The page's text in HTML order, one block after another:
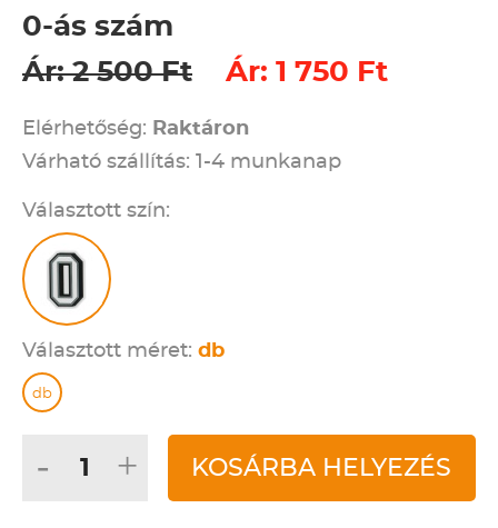
0-ás szám
Ár: 2 500 Ft
Ár: 1 750 Ft
Elérhetőség: Raktáron
Várható szállítás: 1-4 munkanap
Választott szín:
Választott méret: db
db
- + KOSÁRBA HELYEZÉS